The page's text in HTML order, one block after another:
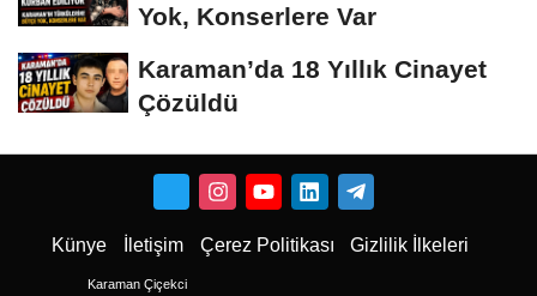
Yok, Konserlere Var
Karaman’da 18 Yıllık Cinayet
Çözüldü
Künye İletişim Çerez Politikası Gizlilik İlkeleri
Karaman Çiçekci